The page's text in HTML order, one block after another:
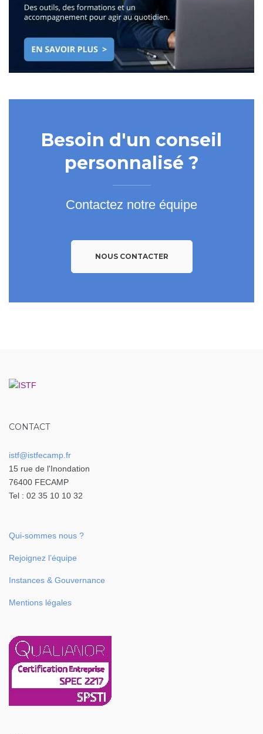
Besoin d'un conseil
personnalisé ?
Contactez notre équipe
NOUS CONTACTER
CONTACT
istf@istfecamp.fr
15 rue de l'Inondation
76400 FECAMP
Tel : 02 35 10 10 32
Qui-sommes nous ?
Rejoignez l’équipe
Instances & Gouvernance
Mentions légales